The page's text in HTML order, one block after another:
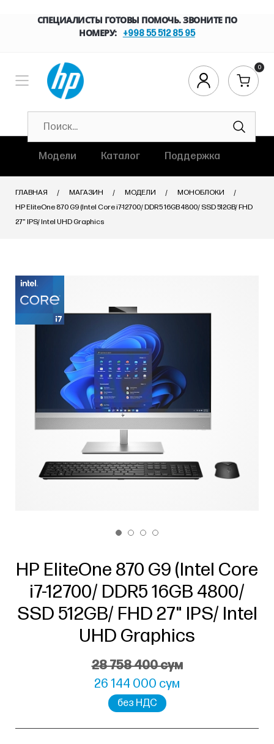
СПЕЦИАЛИСТЫ ГОТОВЫ ПОМОЧЬ. ЗВОНИТЕ ПО
НОМЕРУ:
+998 55 512 85 95
0
Модели Каталог Поддержка
ГЛАВНАЯ МАГАЗИН МОДЕЛИ
МОНОБЛОКИ
HP EliteOne 870 G9 (Intel Core i7-12700/ DDR5 16GB 4800/ SSD 512GB/ FHD
27" IPS/ Intel UHD Graphics
HP EliteOne 870 G9 (Intel Core
i7-12700/ DDR5 16GB 4800/
SSD 512GB/ FHD 27" IPS/ Intel
UHD Graphics
28 758 400 сум
26 144 000 сум
без НДС